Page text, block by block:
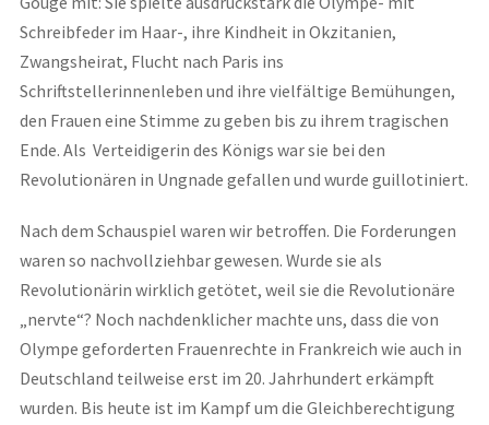
Schreibfeder im Haar-, ihre Kindheit in Okzitanien,
Zwangsheirat, Flucht nach Paris ins
Schriftstellerinnenleben und ihre vielfältige Bemühungen,
den Frauen eine Stimme zu geben bis zu ihrem tragischen
Ende. Als Verteidigerin des Königs war sie bei den
Revolutionären in Ungnade gefallen und wurde guillotiniert.
Nach dem Schauspiel waren wir betroffen. Die Forderungen
waren so nachvollziehbar gewesen. Wurde sie als
Revolutionärin wirklich getötet, weil sie die Revolutionäre
„nervte“? Noch nachdenklicher machte uns, dass die von
Olympe geforderten Frauenrechte in Frankreich wie auch in
Deutschland teilweise erst im 20. Jahrhundert erkämpft
wurden. Bis heute ist im Kampf um die Gleichberechtigung